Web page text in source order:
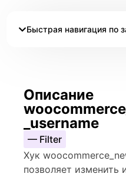
Быстрая навигация по
Описание
_username
— Filter
Хук
позволяет изменить